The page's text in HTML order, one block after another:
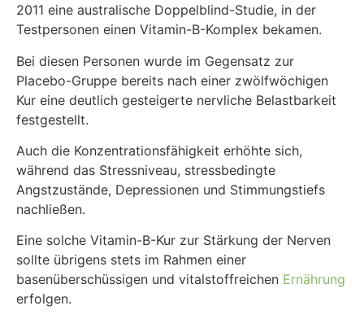
2011 eine australische Doppelblind-Studie, in der
Testpersonen einen Vitamin-B-Komplex bekamen.
Bei diesen Personen wurde im Gegensatz zur
Placebo-Gruppe bereits nach einer zwölfwöchigen
Kur eine deutlich gesteigerte nervliche Belastbarkeit
festgestellt.
Auch die Konzentrationsfähigkeit erhöhte sich,
während das Stressniveau, stressbedingte
Angstzustände, Depressionen und Stimmungstiefs
nachließen.
Eine solche Vitamin-B-Kur zur Stärkung der Nerven
sollte übrigens stets im Rahmen einer
basenüberschüssigen und vitalstoffreichen Ernährung
erfolgen.